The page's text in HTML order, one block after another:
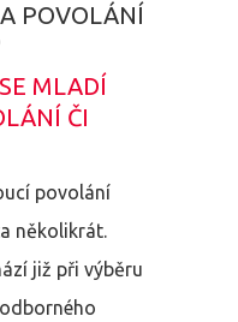
POVOLÁNÍ
MLADÍ
ČI
povolání
několikrát.
již při výběru